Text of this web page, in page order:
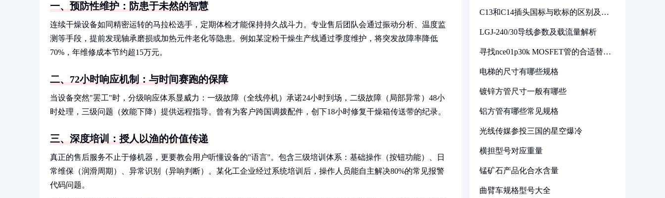
一、预防性维护：防患于未然的智慧
连续干燥设备如同精密运转的马拉松选手，定期体检才能保持持久战斗力。专业售后团队会通过振动分析、温度监
测等手段，提前发现轴承磨损或加热元件老化等隐患。例如某淀粉干燥生产线通过季度维护，将突发故障率降低
70%，年维修成本节约超15万元。
二、72小时响应机制：与时间赛跑的保障
当设备突然"罢工"时，分级响应体系显威力：一级故障（全线停机）承诺24小时到场，二级故障（局部异常）48小
时处理，三级问题（效能下降）提供远程指导。曾有为客户跨国调拨配件，创下18小时修复干燥箱传送带的纪录。
三、深度培训：授人以渔的价值传递
真正的售后服务不止于修机器，更要教会用户听懂设备的"语言"。包含三级培训体系：基础操作（按钮功能）、日
常维保（润滑周期）、异常识别（异响判断）。某化工企业经过系统培训后，操作人员能自主解决80%的常见报警
代码问题。
C13和C14插头国标与欧标的区别及其
LGJ-240/30导线参数及载流量解析
寻找nce01p30k MOSFET管的合适替代
电梯的尺寸有哪些规格
镀锌方管尺寸一般有哪些
铝方管有哪些常见规格
光线传媒参投三国的星空爆冷
横担型号对应重量
锰矿石产品化合水含量
曲臂车规格型号大全